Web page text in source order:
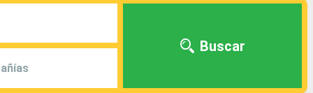
Buscar